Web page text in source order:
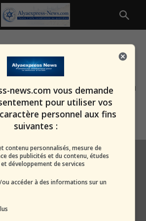
des otages
Le Hamas doit être éradiqué du
monde » : Le secrétaire d’État...
alxprss_sab 14 février 2025
news.com vous demande
pour utiliser vos
personnel aux fins
suivantes :
contenu personnalisés, mesure de
des publicités et du contenu, études
et développement de services
accéder à des informations sur un